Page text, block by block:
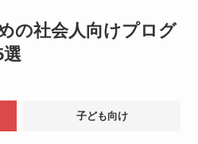
の社会人向けプログ
子ども向け